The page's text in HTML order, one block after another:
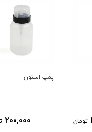
تومان
پمپ استون
200,000